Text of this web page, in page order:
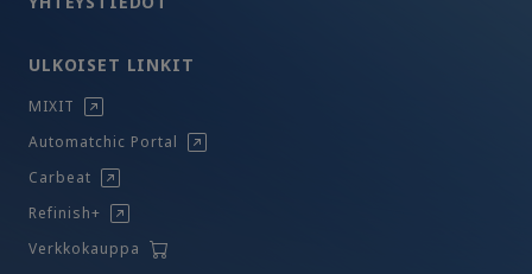
ULKOISET LINKIT
MIXIT
Automatchic Portal
Carbeat
Refinish+
Verkkokauppa